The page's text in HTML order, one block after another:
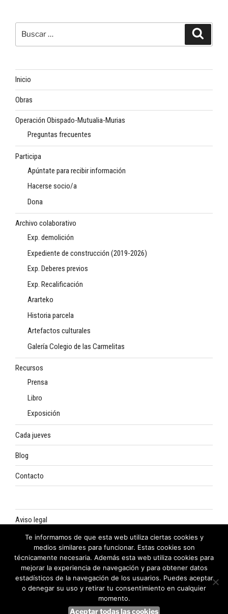
Inicio
Obras
Operación Obispado-Mutualia-Murias
Preguntas frecuentes
Participa
Apúntate para recibir información
Hacerse socio/a
Dona
Archivo colaborativo
Exp. demolición
Expediente de construcción (2019-2026)
Exp. Deberes previos
Exp. Recalificación
Ararteko
Historia parcela
Artefactos culturales
Galería Colegio de las Carmelitas
Recursos
Prensa
Libro
Exposición
Cada jueves
Blog
Contacto
Aviso legal
Política de privacidad
Política de cookies
Te informamos de que esta web utiliza ciertas cookies y
medios similares para funcionar. Estas cookies son
técnicamente necesaria. Además esta web utiliza cookies para
mejorar la experiencia de navegación y para obtener datos
estadísticos de la navegación de los usuarios. Puedes aceptar
o denegar su uso y retirar tu consentimiento en cualquier
momento.
Aceptar todas las cookies